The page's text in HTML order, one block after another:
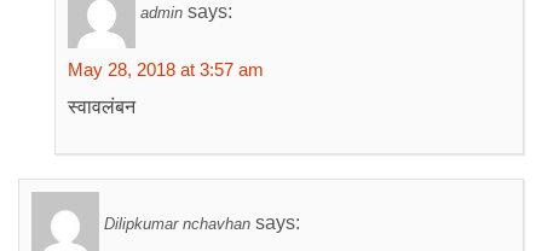
admin says:
May 28, 2018 at 3:57 am
स्वावलंबन
Dilipkumar nchavhan says: